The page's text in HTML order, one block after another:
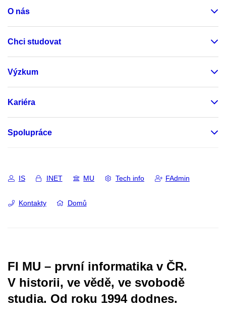
O nás
Chci studovat
Výzkum
Kariéra
Spolupráce
IS INET MU Tech info FAdmin
Kontakty Domů
FI MU – první informatika v ČR.
V historii, ve vědě, ve svobodě
studia. Od roku 1994 dodnes.